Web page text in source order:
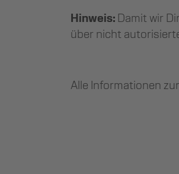
Hinweis:Damit wir
über nicht
Alle Informationen